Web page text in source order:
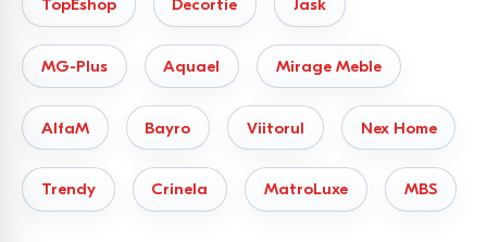
Branduri. Akord, Cezo, Trendy Kale.
2. Dulapuri cu uși batante clasic și
accesibil
Ideale pentru dormitoare și livinguri spațioase. Principalul
avantaj este accesul complet la tot conținutul în același
timp.
TopEshop Decortie Jask
MG-Plus Aquael Mirage Meble
AlfaM Bayro Viitorul Nex Home
Trendy Crinela MatroLuxe MBS